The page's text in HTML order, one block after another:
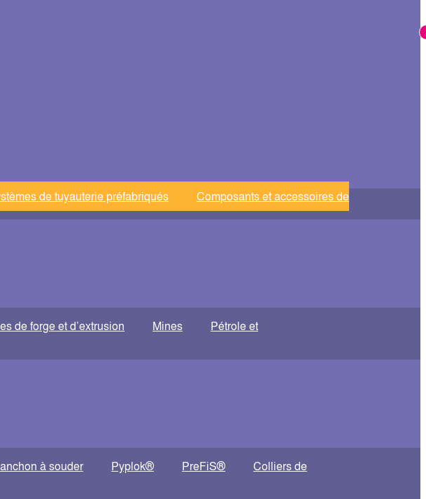
de tuyauterie préfabriqués
Composants et accessoires de
de forge et d’extrusion Mines
Pétrole et
à souder Pyplok® PreFiS®
Colliers de